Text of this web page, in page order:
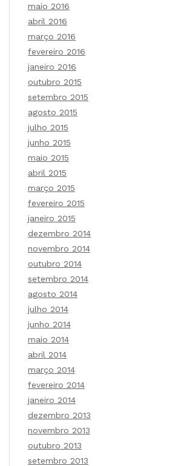
maio 2016
abril 2016
março 2016
fevereiro 2016
janeiro 2016
outubro 2015
setembro 2015
agosto 2015
julho 2015
junho 2015
maio 2015
abril 2015
março 2015
fevereiro 2015
janeiro 2015
dezembro 2014
novembro 2014
outubro 2014
setembro 2014
agosto 2014
julho 2014
junho 2014
maio 2014
abril 2014
março 2014
fevereiro 2014
janeiro 2014
dezembro 2013
novembro 2013
outubro 2013
setembro 2013